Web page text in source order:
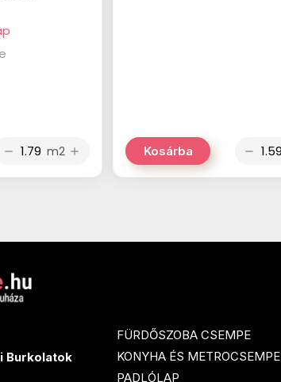
remove m2 add Kosárba remove
Burkolatok
FÜRDŐSZOBA CSEMPE
KONYHA ÉS METROCSEMPE
PADLÓLAP